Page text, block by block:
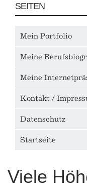
SEITEN
Mein Portfolio
Meine
Meine
Kontakt /
Datenschutz
Startseite
Viele